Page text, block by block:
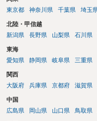
名目に口座を騙し取られたと
された等の事案もあり、口座
士へ依頼して同じ口座からの
とです。そのため、とにかく
うでなくても配当手続に加わ
案では、被害者の誰かが公告
まうケースが多いでしょう。
凍結された預金の公告期間満
えをすると被害分配手続は中
東京都
神奈川県 千葉県 埼玉
北陸・甲信越
新潟県
長野県 山梨県 石川県
東海
愛知県
静岡県 岐阜県 三重県
関西
大阪府
兵庫県 京都府 滋賀県
中国
広島県
岡山県 山口県 鳥取県